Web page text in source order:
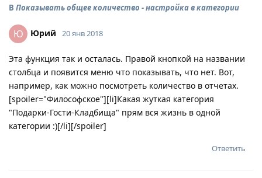
В Показывать общее количество - настройка в категории
Ю Юрий 20 янв 2018
Эта функция так и осталась. Правой кнопкой на названии
столбца и появится меню что показывать, что нет. Вот,
например, как можно посмотреть количество в отчетах.
[spoiler="Философское"][li]Какая жуткая категория
"Подарки-Гости-Кладбища" прям вся жизнь в одной
категории :)[/li][/spoiler]
Ответить